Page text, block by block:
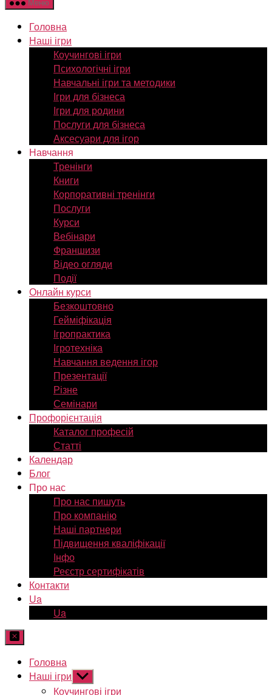
Меню
Головна
Наші ігри
Коучингові ігри
Психологічні ігри
Навчальні ігри та методики
Ігри для бізнеса
Ігри для родини
Послуги для бізнеса
Аксесуари для ігор
Навчання
Тренінги
Книги
Корпоративні тренінги
Послуги
Курси
Вебінари
Франшизи
Відео огляди
Події
Онлайн курси
Безкоштовно
Гейміфікація
Ігропрактика
Ігротехніка
Навчання ведення ігор
Презентації
Різне
Семінари
Профорієнтація
Каталог професій
Статті
Календар
Блог
Про нас
Про нас пишуть
Про компанію
Наші партнери
Підвищення кваліфікації
Інфо
Реєстр сертифікатів
Контакти
Ua
Ua
Головна
Наші ігри Показати
підменю
Коучингові ігри